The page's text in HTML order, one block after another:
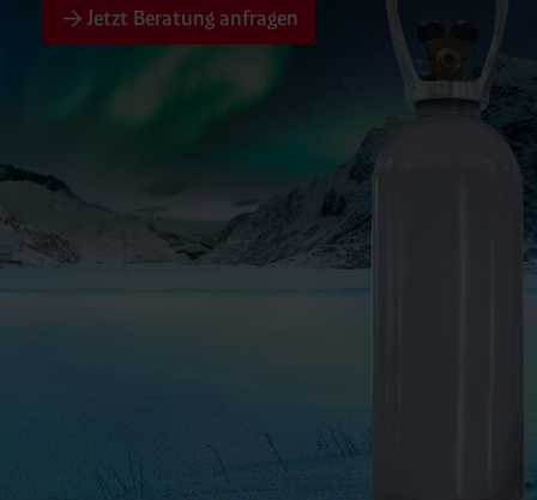
Jetzt Beratung anfragen